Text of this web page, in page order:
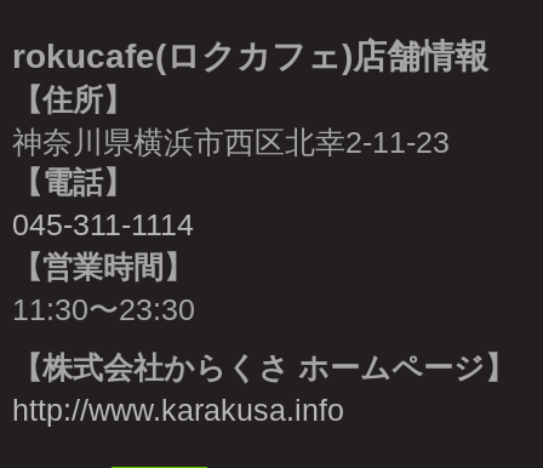
rokucafe(ロクカフェ)店舗情報
【住所】
神奈川県横浜市西区北幸2-11-23
【電話】
045-311-1114
【営業時間】
11:30〜23:30
【株式会社からくさ ホームページ】
http://www.karakusa.info